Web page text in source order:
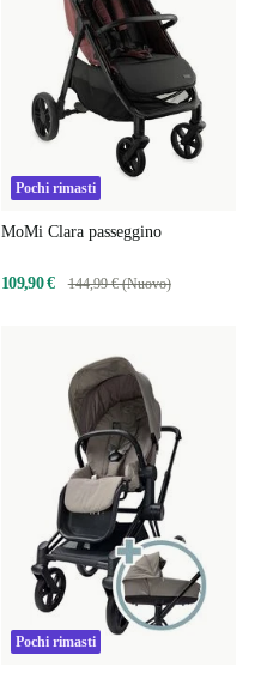
Pochi rimasti
MoMi Clara passeggino
109,90 € 144,99 € (Nuovo)
Pochi rimasti